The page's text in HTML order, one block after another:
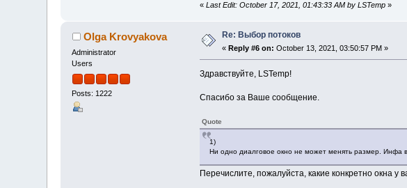
« Last Edit: October 17, 2021, 01:43:33 AM by LSTemp»
Olga Krovyakova
Administrator
Users
Posts: 1222
Re: Выбор потоков
« Reply #6 on: October 13, 2021, 03:50:57 PM »
Здравствуйте, LSTemp!
Спасибо за Ваше сообщение.
Quote
1)
Ни одно диалговое окно не может менять размер. Инфа
Перечислите, пожалуйста, какие конкретно окна